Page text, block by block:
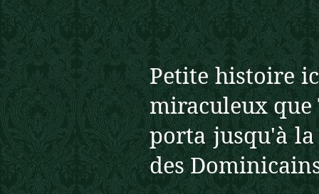
Petite histoire
miraculeux que
porta jusqu'à
des